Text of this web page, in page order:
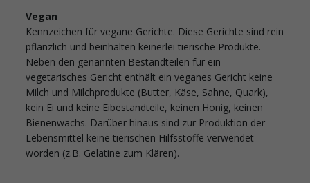
Vegan
Kennzeichen für vegane Gerichte. Diese Gerichte sind rein
pflanzlich und beinhalten keinerlei tierische Produkte.
Neben den genannten Bestandteilen für ein
vegetarisches Gericht enthält ein veganes Gericht keine
Milch und Milchprodukte (Butter, Käse, Sahne, Quark),
kein Ei und keine Eibestandteile, keinen Honig, keinen
Bienenwachs. Darüber hinaus sind zur Produktion der
Lebensmittel keine tierischen Hilfsstoffe verwendet
worden (z.B. Gelatine zum Klären).